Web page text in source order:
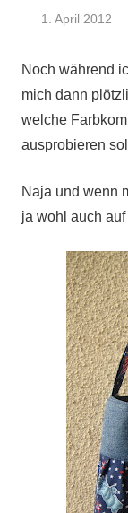
1. April 2012
Noch während
mich dann
welche
ausprobieren
Naja und wenn
ja wohl auch